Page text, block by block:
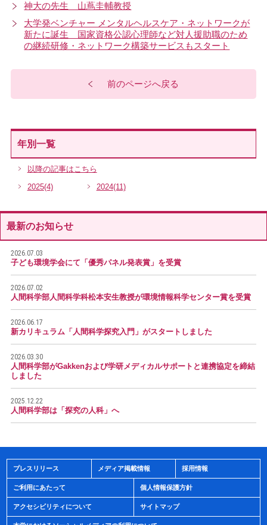
神大の先生 山蔦圭輔教授
大学発ベンチャー メンタルヘルスケア・ネットワークが
新たに誕生 国家資格公認心理師など対人援助職のため
の継続研修・ネットワーク構築サービスもスタート
前のページへ戻る
年別一覧
以降の記事はこちら
2025(4) 2024(11)
最新のお知らせ
2026.07.03
子ども環境学会にて「優秀パネル発表賞」を受賞
2026.07.02
人間科学部人間科学科松本安生教授が環境情報科学センター賞を受賞
2026.06.17
新カリキュラム「人間科学探究入門」がスタートしました
2026.03.30
人間科学部がGakkenおよび学研メディカルサポートと連携協定を締結
しました
2025.12.22
人間科学部は「探究の人科」へ
プレスリリース メディア掲載情報 採用情報
ご利用にあたって 個人情報保護方針
アクセシビリティについて サイトマップ